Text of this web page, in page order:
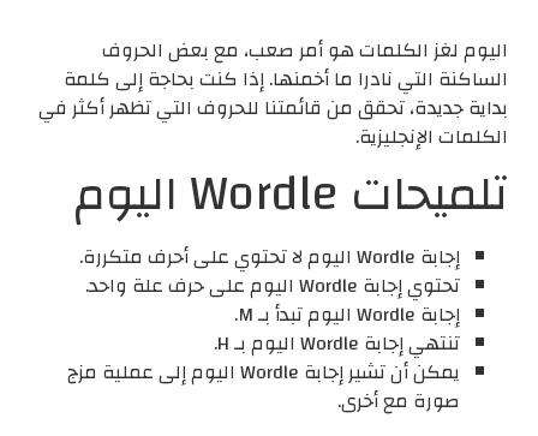
اليوم لغز الكلمات هو أمر صعب، مع بعض الحروف
الساكنة التي نادرا ما أخمنها. إذا كنت بحاجة إلى كلمة
بداية جديدة، تحقق من قائمتنا للحروف التي تظهر أكثر في
الكلمات الإنجليزية.
تلميحات Wordle اليوم
إجابة Wordle اليوم لا تحتوي على أحرف متكررة.
تحتوي إجابة Wordle اليوم على حرف علة واحد.
إجابة Wordle اليوم تبدأ بـ M.
تنتهي إجابة Wordle اليوم بـ H.
يمكن أن تشير إجابة Wordle اليوم إلى عملية مزج
صورة مع أخرى.